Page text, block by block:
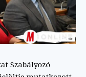
Szabályozó